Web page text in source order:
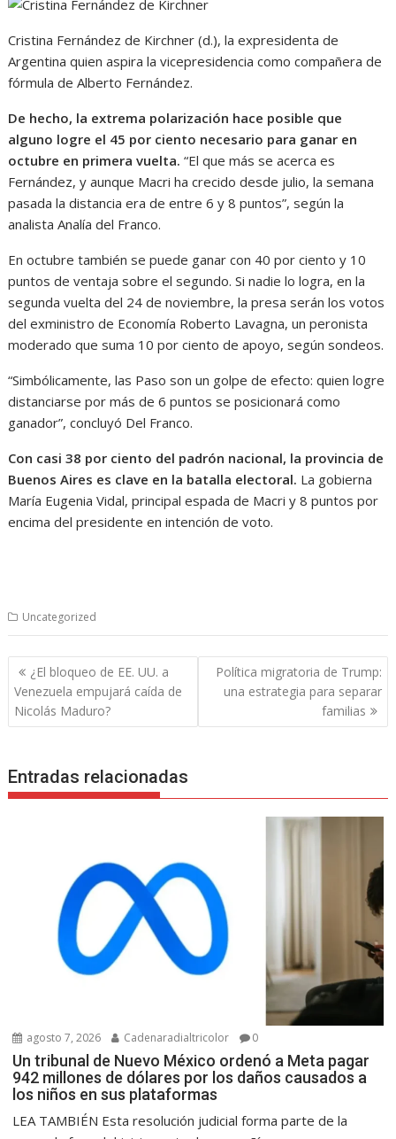
Cristina Fernández de Kirchner (d.), la expresidenta de
Argentina quien aspira la vicepresidencia como compañera de
fórmula de Alberto Fernández.
De hecho, la extrema polarización hace posible que
alguno logre el 45 por ciento necesario para ganar en
octubre en primera vuelta. “El que más se acerca es
Fernández, y aunque Macri ha crecido desde julio, la semana
pasada la distancia era de entre 6 y 8 puntos”, según la
analista Analía del Franco.
En octubre también se puede ganar con 40 por ciento y 10
puntos de ventaja sobre el segundo. Si nadie lo logra, en la
segunda vuelta del 24 de noviembre, la presa serán los votos
del exministro de Economía Roberto Lavagna, un peronista
moderado que suma 10 por ciento de apoyo, según sondeos.
“Simbólicamente, las Paso son un golpe de efecto: quien logre
distanciarse por más de 6 puntos se posicionará como
ganador”, concluyó Del Franco.
Con casi 38 por ciento del padrón nacional, la provincia de
Buenos Aires es clave en la batalla electoral. La gobierna
María Eugenia Vidal, principal espada de Macri y 8 puntos por
encima del presidente en intención de voto.
Uncategorized
Navegación
de
entradas
¿El bloqueo de EE. UU. a
Venezuela empujará caída de
Nicolás Maduro?
Política migratoria de Trump:
una estrategia para separar
familias
Entradas relacionadas
agosto 7, 2026 Cadenaradialtricolor 0
Un tribunal de Nuevo México ordenó a Meta pagar
942 millones de dólares por los daños causados a
los niños en sus plataformas
LEA TAMBIÉN Esta resolución judicial forma parte de la